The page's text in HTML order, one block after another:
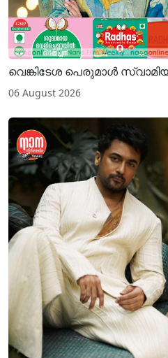
വെങ്കിടേശ പെരുമാൾ
06 August 2026